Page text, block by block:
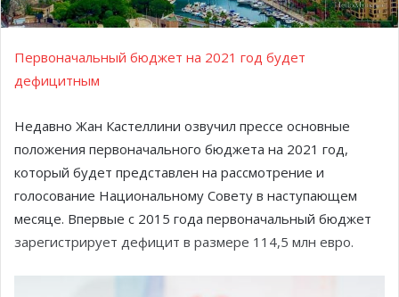
Первоначальный бюджет на 2021 год будет
дефицитным
Недавно Жан Кастеллини озвучил прессе основные
положения первоначального бюджета на 2021 год,
который будет представлен на рассмотрение и
голосование Национальному Совету в наступающем
месяце. Впервые с 2015 года первоначальный бюджет
зарегистрирует дефицит в размере 114,5 млн евро.